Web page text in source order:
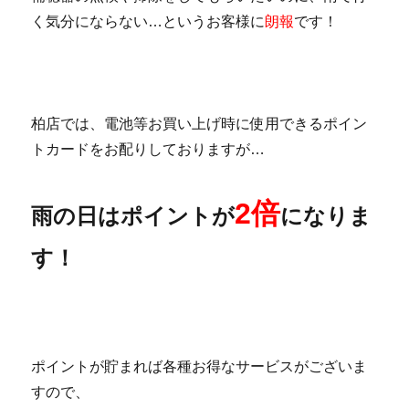
く気分にならない…というお客様に朗報です！
柏店では、電池等お買い上げ時に使用できるポイン
トカードをお配りしておりますが…
雨の日はポイントが2倍になりま
す！
ポイントが貯まれば各種お得なサービスがございま
すので、